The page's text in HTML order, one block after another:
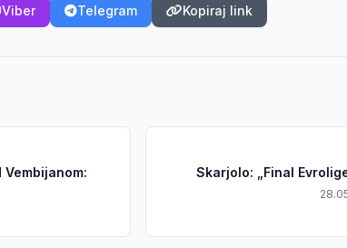
Viber Telegram Kopiraj link
Skarjolo: „Final